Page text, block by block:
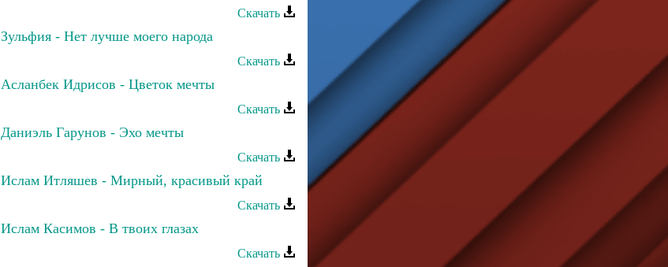
Скачать
Зульфия - Нет лучше моего народа
Скачать
Асланбек Идрисов - Цветок мечты
Скачать
Даниэль Гарунов - Эхо мечты
Скачать
Ислам Итляшев - Мирный, красивый край
Скачать
Ислам Касимов - В твоих глазах
Скачать